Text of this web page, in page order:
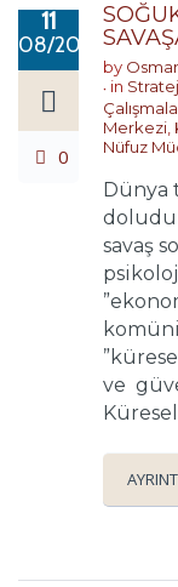
11
08/2018
0
by
in
Merkezi,
Nüfuz
Dünya
savaş
ve